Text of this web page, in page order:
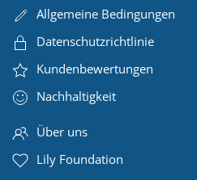
Allgemeine Bedingungen
Datenschutzrichtlinie
Kundenbewertungen
Nachhaltigkeit
Über uns
Lily Foundation